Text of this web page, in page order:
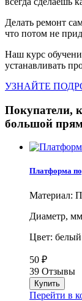
Делать ремонт
что потом не
Наш курс
устанавливать
УЗНАЙТЕ
Покупатели,
большой
Платформа
Материал:
Диаметр,
Цвет: белый
50 ₽
39 Отзывы
Перейти в